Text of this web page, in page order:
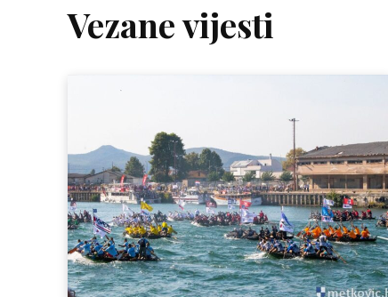
Vezane vijesti